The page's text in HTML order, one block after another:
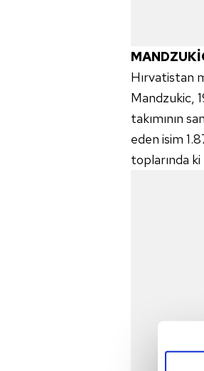
Hırvatistan
Mandzukic,
takımının
eden isim
toplarında ki